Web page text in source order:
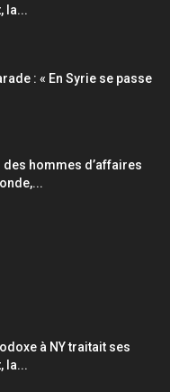
la...
: « En Syrie se passe
des hommes d’affaires
à NY traitait ses
la...